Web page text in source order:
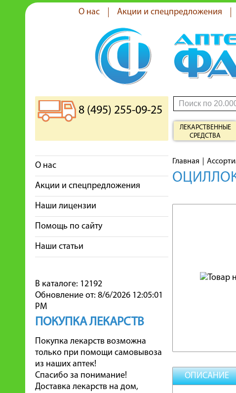
О нас Акции и спецпредложения
8 (495) 255-09-25
ЛЕКАРСТВЕННЫЕ
СРЕДСТВА
О нас
Акции и спецпредложения
Наши лицензии
Помощь по сайту
Наши статьи
В каталоге: 12192
Обновление от: 8/6/2026 12:05:01
PM
ПОКУПКА ЛЕКАРСТВ
Покупка лекарств возможна
только при помощи самовывоза
из наших аптек!
Спасибо за понимание!
Доставка лекарств на дом,
Главная
ОПИСАНИЕ